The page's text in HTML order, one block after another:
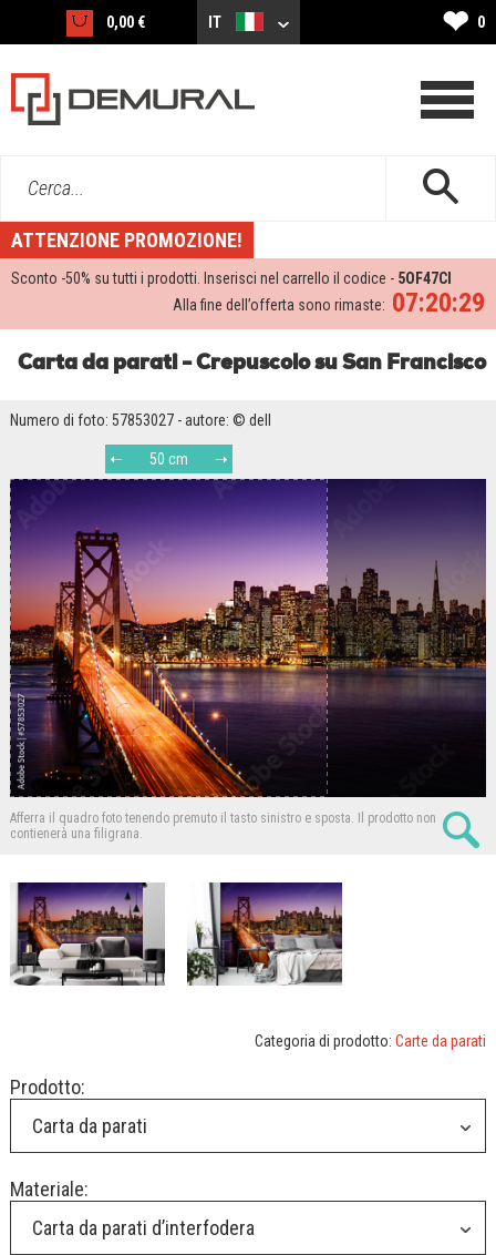
0,00 € IT ❤ 0
Cerca...
ATTENZIONE PROMOZIONE!
Sconto -50% su tutti i prodotti. Inserisci nel carrello il codice - 5OF47CI
07:20:29
Alla fine dell’offerta sono rimaste:
Carta da parati - Crepuscolo su San Francisco
Numero di foto: 57853027 - autore: © dell
50 cm
Afferra il quadro foto tenendo premuto il tasto sinistro e sposta.
Il prodotto non
contienerà una filigrana.
Categoria di prodotto: Carte da parati
Prodotto:
Carta da parati
Materiale:
Carta da parati d’interfodera